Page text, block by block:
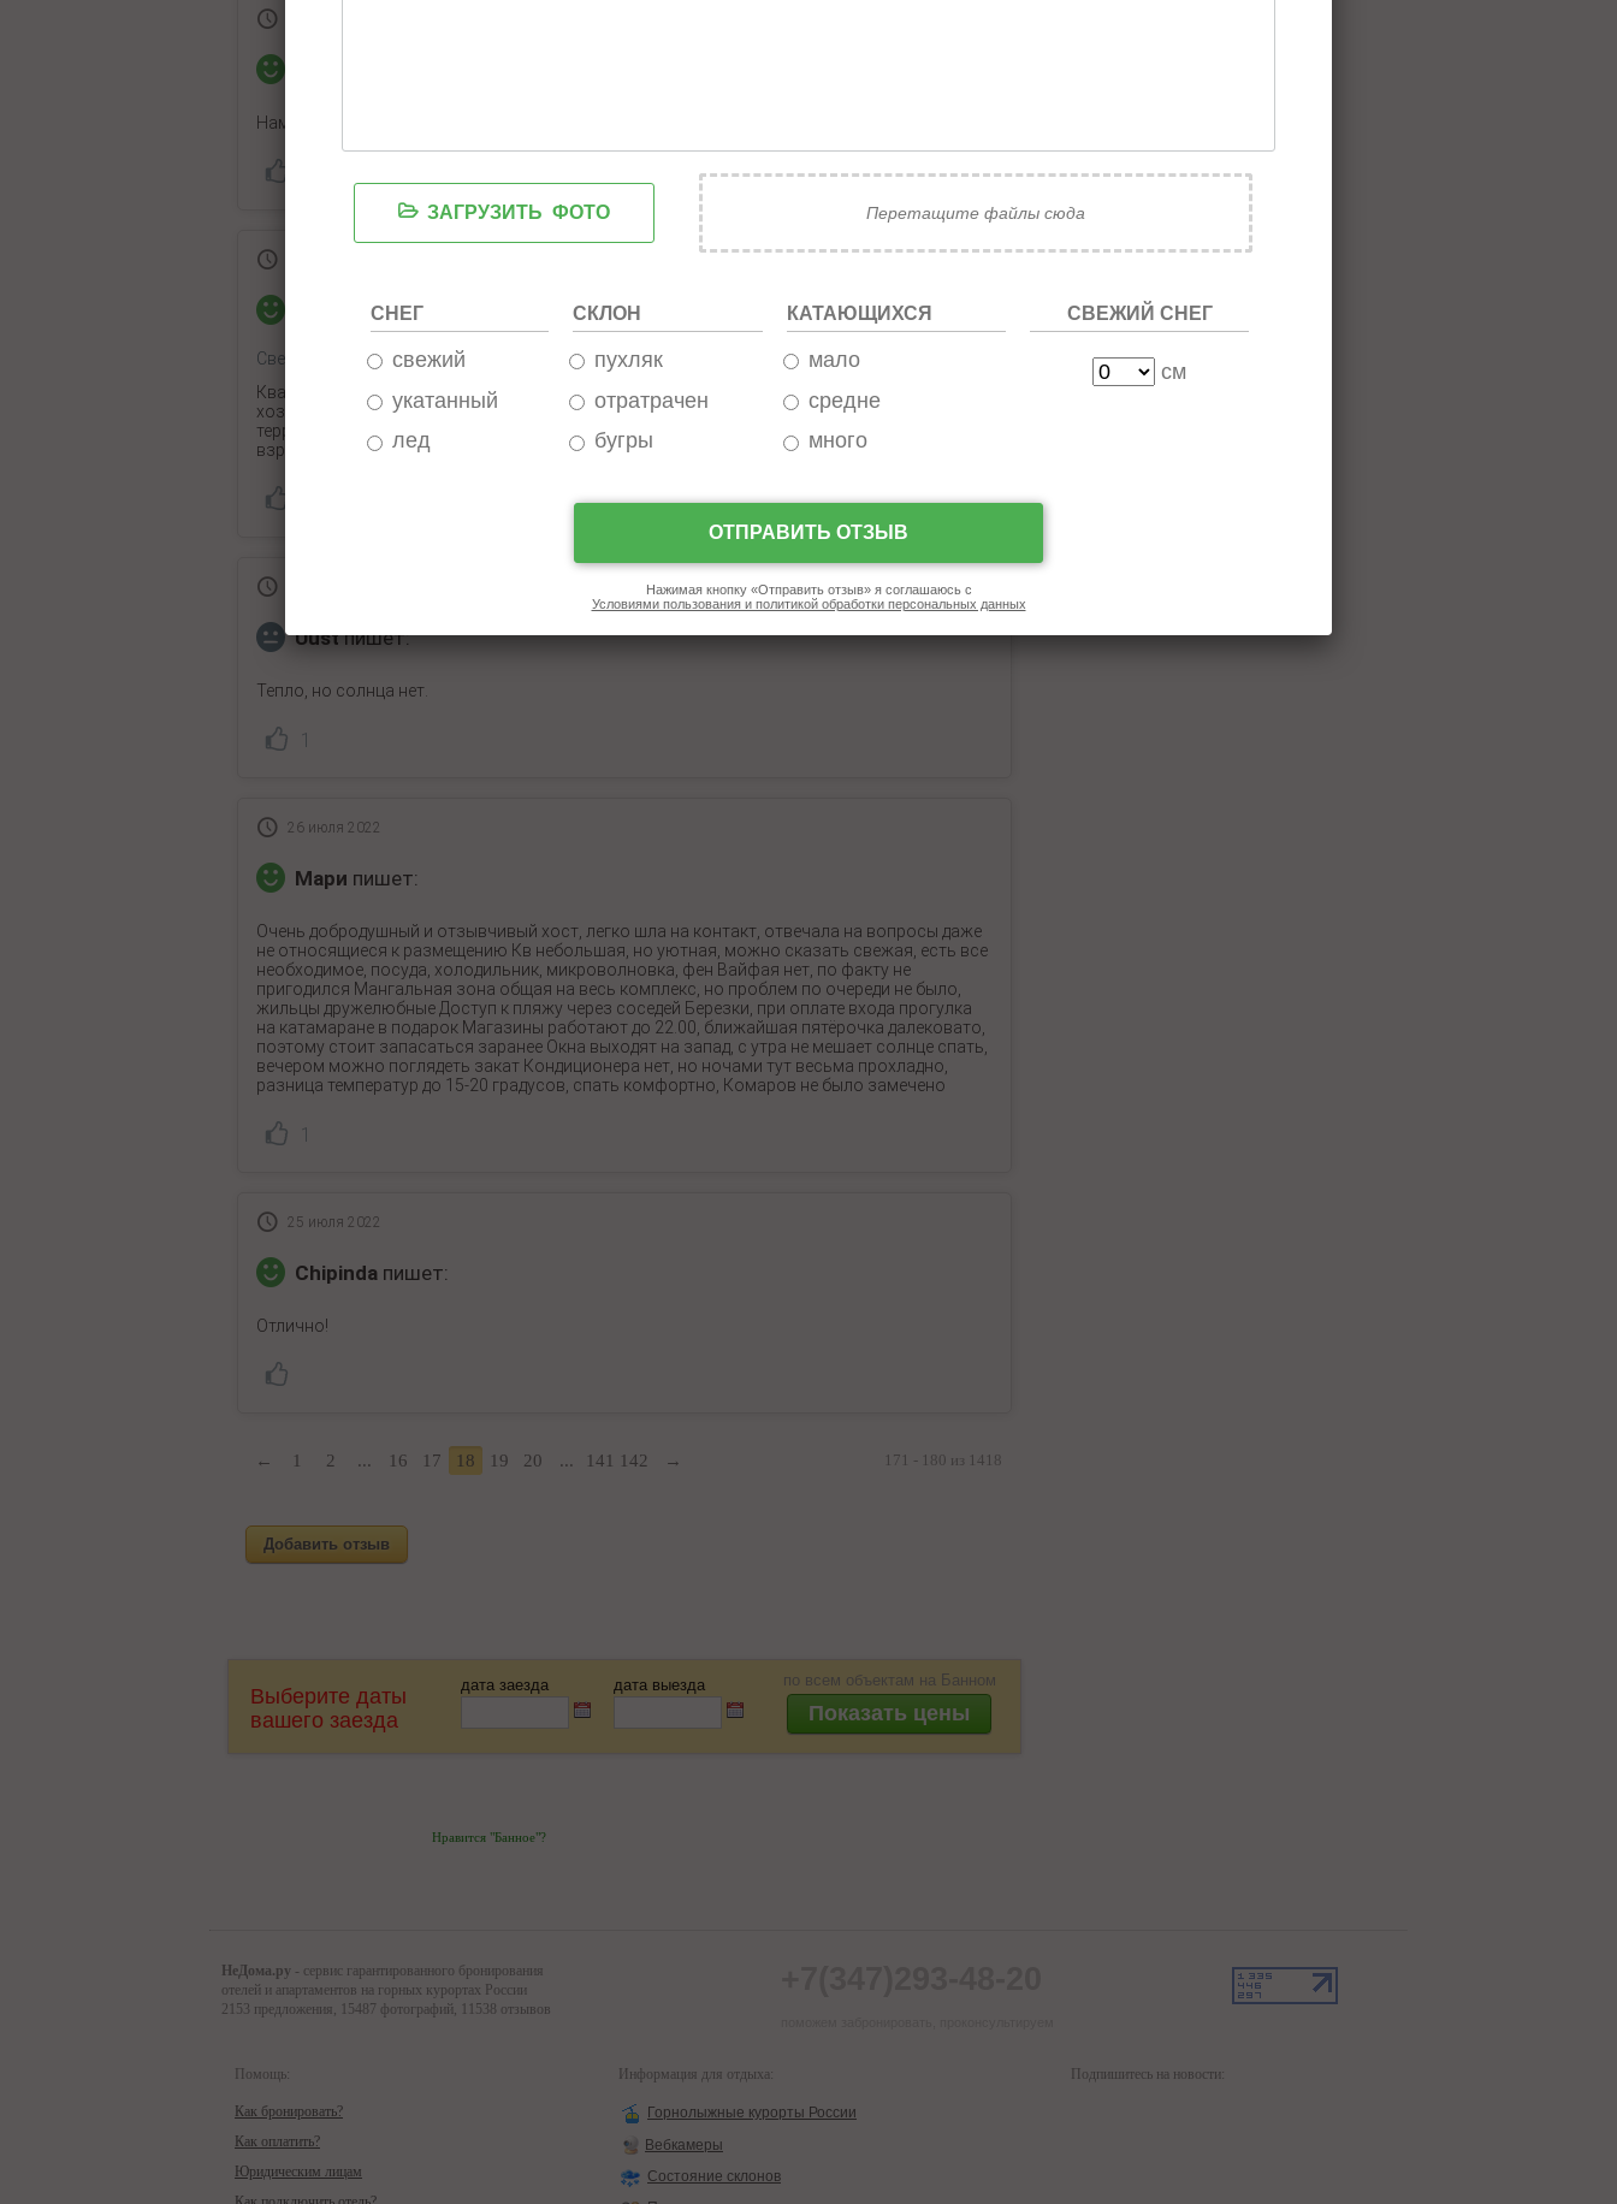
Нам нравится.Не хватает пляжей.Вечерами нет освещения на дорогах
пишет:
Свежий снег:
85 см
Квартира понравилась, чисто, есть все необходимое. Очень приятная, отзывчивая
хозяйка. Отдыхали летом на озере Банное. Рекомендую пляж санатория Якты-Куль. На
территории чисто, ухожено, мелкий песок, лежаки,зонтики, кафе. Вход 250 руб. со
взрослого
Uustпишет:
Тепло, но солнца нет.
1
26 июля 2022
Мари пишет:
Очень добродушный и отзывчивый хост, легко шла на контакт, отвечала на вопросы даже
не относящиеся к размещению Кв небольшая, но уютная, можно сказать свежая, есть все
необходимое, посуда, холодильник, микроволновка, фен Вайфая нет, по факту не
пригодился Мангальная зона общая на весь комплекс, но проблем по очереди не было,
жильцы дружелюбные Доступ к пляжу через соседей Березки, при оплате входа прогулка
на катамаране в подарок Магазины работают до 22.00, ближайшая пятёрочка далековато,
поэтому стоит запасаться заранее Окна выходят на запад, с утра не мешает солнце спать,
вечером можно поглядеть закат Кондиционера нет, но ночами тут весьма прохладно,
разница температур до 15-20 градусов, спать комфортно, Комаров не было замечено
1
25 июля 2022
Chipinda пишет:
Отлично!
171 - 180 из 1418
← 1 2 ... 16 17 18 19 20 ... 141 142 →
Добавить отзыв
Выберите даты
вашего заезда
дата заезда дата выезда по всем объектам на Банном
Нравится "Банное"?
НеДома.ру - сервис гарантированного бронирования
отелей и апартаментов на горных курортах России
2153 предложения, 15487 фотографий, 11538 отзывов
Помощь:
Как бронировать?
Как оплатить?
Юридическим лицам
Информация для отдыха:
Горнолыжные курорты России
Вебкамеры
Состояние склонов
Подпишитесь на новости:
Перетащите файлы сюда
СНЕГ
свежий
укатанный
лед
СКЛОН
пухляк
отратрачен
бугры
КАТАЮЩИХСЯ
мало
средне
много
СВЕЖИЙ CНЕГ
см
ОТПРАВИТЬ ОТЗЫВ
Нажимая кнопку «Отправить отзыв» я соглашаюсь с
Условиями пользования и политикой обработки персональных данных